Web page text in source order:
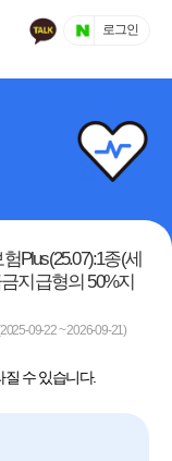
로그인
Plus(25.07):1종(세
지급형의 50%지
09-22 ~ 2026-09-21)
질 수 있습니다.